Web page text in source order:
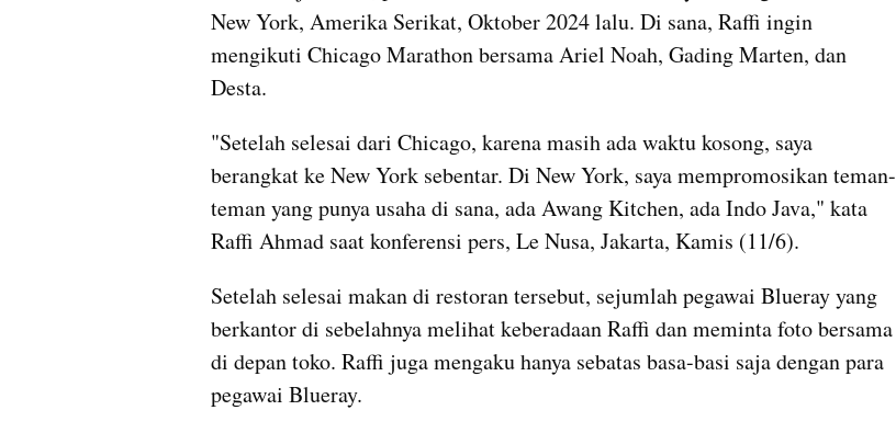
New York, Amerika Serikat, Oktober 2024 lalu. Di sana, Raffi ingin
mengikuti Chicago Marathon bersama Ariel Noah, Gading Marten, dan
Desta.
"Setelah selesai dari Chicago, karena masih ada waktu kosong, saya
berangkat ke New York sebentar. Di New York, saya mempromosikan teman-
teman yang punya usaha di sana, ada Awang Kitchen, ada Indo Java," kata
Raffi Ahmad saat konferensi pers, Le Nusa, Jakarta, Kamis (11/6).
Setelah selesai makan di restoran tersebut, sejumlah pegawai Blueray yang
berkantor di sebelahnya melihat keberadaan Raffi dan meminta foto bersama
di depan toko. Raffi juga mengaku hanya sebatas basa-basi saja dengan para
pegawai Blueray.